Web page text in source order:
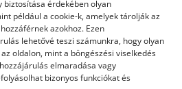
biztosítása érdekében olyan
például a cookie-k, amelyek tárolják az
azokhoz. Ezen
lehetővé teszi számunkra, hogy olyan
oldalon, mint a böngészési viselkedés
elmaradása vagy
bizonyos funkciókat és